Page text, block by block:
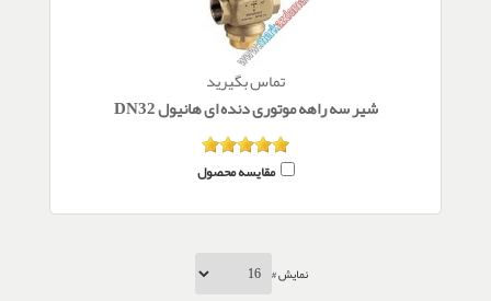
تماس بگیرید
شیر سه راهه موتوری دنده ای هانیول DN32
مقایسه محصول
نمایش #